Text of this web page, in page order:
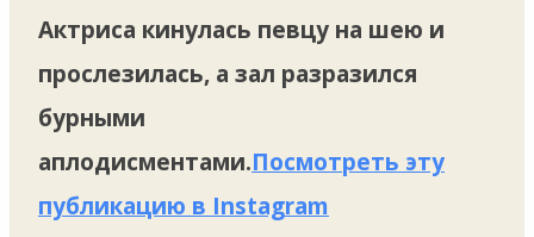
Актриса кинулась певцу на шею и
прослезилась, а зал разразился
бурными
аплодисментами.Посмотреть эту
публикацию в Instagram